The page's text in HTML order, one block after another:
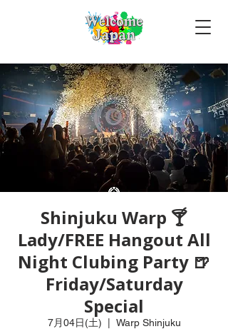
Shinjuku Warp 🍸
Lady/FREE Hangout All
Night Clubing Party 🍺
Friday/Saturday
Special
7月04日(土) Warp Shinjuku